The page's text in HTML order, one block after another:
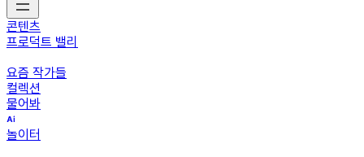
콘텐츠
프로덕트 밸리
요즘 작가들
컬렉션
물어봐
놀이터